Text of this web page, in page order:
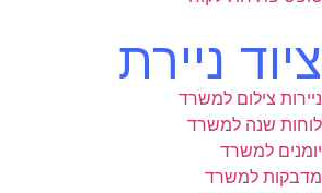
ציוד ניירת
ניירות צילום למשרד
לוחות שנה למשרד
יומנים למשרד
מדבקות למשרד